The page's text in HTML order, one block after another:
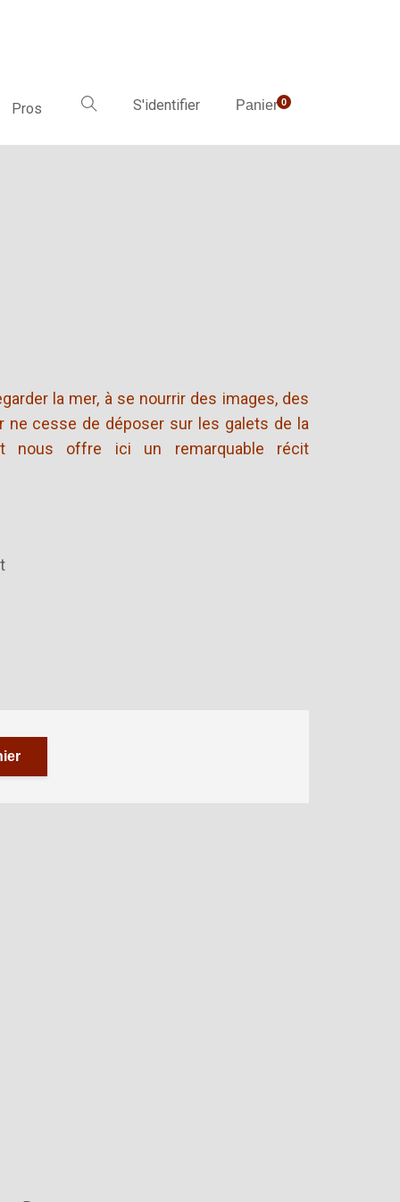
Pros S'identifier Panier0
la mer, à se nourrir des images, des
cesse de déposer sur les galets de la
nous offre ici un remarquable récit